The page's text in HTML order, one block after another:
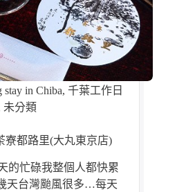
in Chiba, 千葉工作日
未分類
寮都路里(大丸東京店)
的忙碌我整個人都快累
天台灣颱風很多…每天